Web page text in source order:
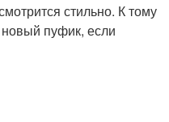
стильно. К тому
пуфик, если